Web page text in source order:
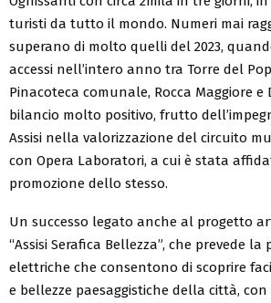
turisti da tutto il mondo. Numeri mai
superano di molto quelli del 2023,
accessi nell’intero anno tra Torre del
Pinacoteca comunale, Rocca Maggiore e
bilancio molto positivo, frutto
Assisi nella valorizzazione del circuito
con Opera Laboratori, a cui è stata
promozione dello stesso.
Un successo legato anche al progetto
“Assisi Serafica Bellezza”, che prevede
elettriche che consentono di scoprire
e bellezze paesaggistiche della città,